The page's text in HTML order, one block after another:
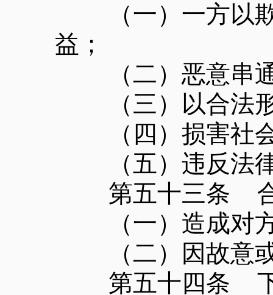
（一）一方以欺
益；
（二）恶意串通
（三）以合法形
（四）损害社会
（五）违反法律
第五十三条 合
（一）造成对方
（二）因故意或
第五十四条 下